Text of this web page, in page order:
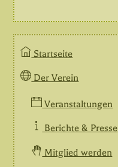
Startseite
Der Verein
Veranstaltungen
Berichte & Presse
Mitglied werden